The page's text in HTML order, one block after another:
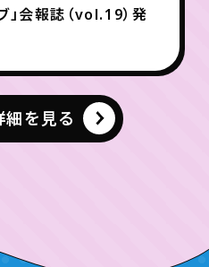
」会報誌（vol.19）発
を見る